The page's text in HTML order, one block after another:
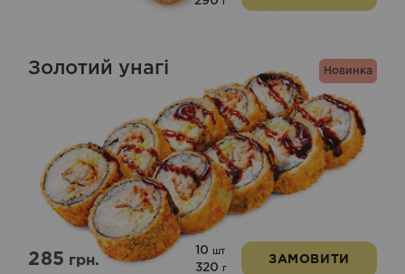
г
Новинка
Золотий унагі
285грн.
10 шт
320 г
ЗАМОВИТИ